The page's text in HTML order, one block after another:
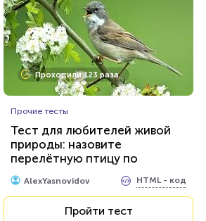
Проходили 123 раза
Прочие тесты
Тест для любителей живой
природы: назовите
перелётную птицу по
фотографии
AlexYasnovidov HTML - код
Пройти тест